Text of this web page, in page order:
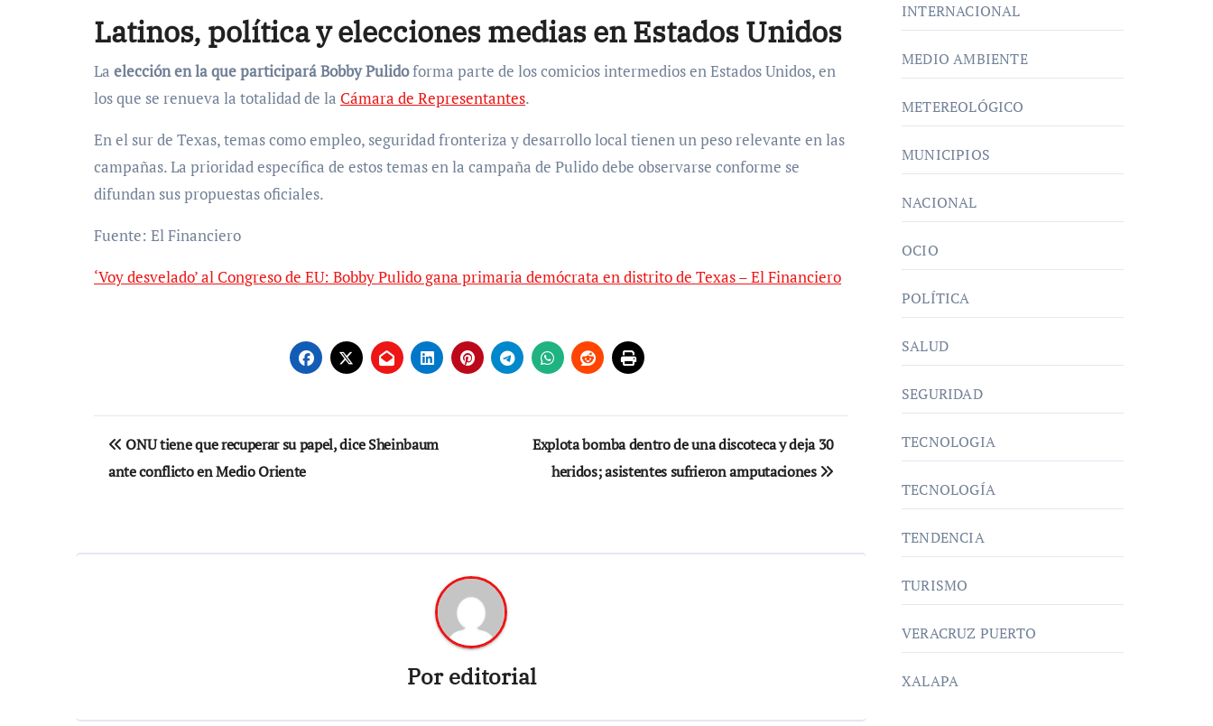
Latinos, política y elecciones medias en Estados Unidos
La elección en la que participará Bobby Pulidoforma parte de los comicios intermedios en Estados Unidos, en
los que se renueva la totalidad de la Cámara de Representantes.
En el sur de Texas, temas como empleo, seguridad fronteriza y desarrollo local tienen un peso relevante en las
campañas. La prioridad específica de estos temas en la campaña de Pulido debe observarse conforme se
difundan sus propuestas oficiales.
Fuente: El Financiero
‘Voy desvelado’ al Congreso de EU: Bobby Pulido gana primaria demócrata en distrito de Texas – El Financiero
Navegación
de
ONU tiene que recuperar su papel, dice Sheinbaum
ante conflicto en Medio Oriente
Explota bomba dentro de una discoteca y deja 30
heridos; asistentes sufrieron amputaciones
Poreditorial
INTERNACIONAL
MEDIO AMBIENTE
METEREOLÓGICO
MUNICIPIOS
NACIONAL
OCIO
POLÍTICA
SALUD
SEGURIDAD
TECNOLOGIA
TECNOLOGÍA
TENDENCIA
TURISMO
VERACRUZ PUERTO
XALAPA